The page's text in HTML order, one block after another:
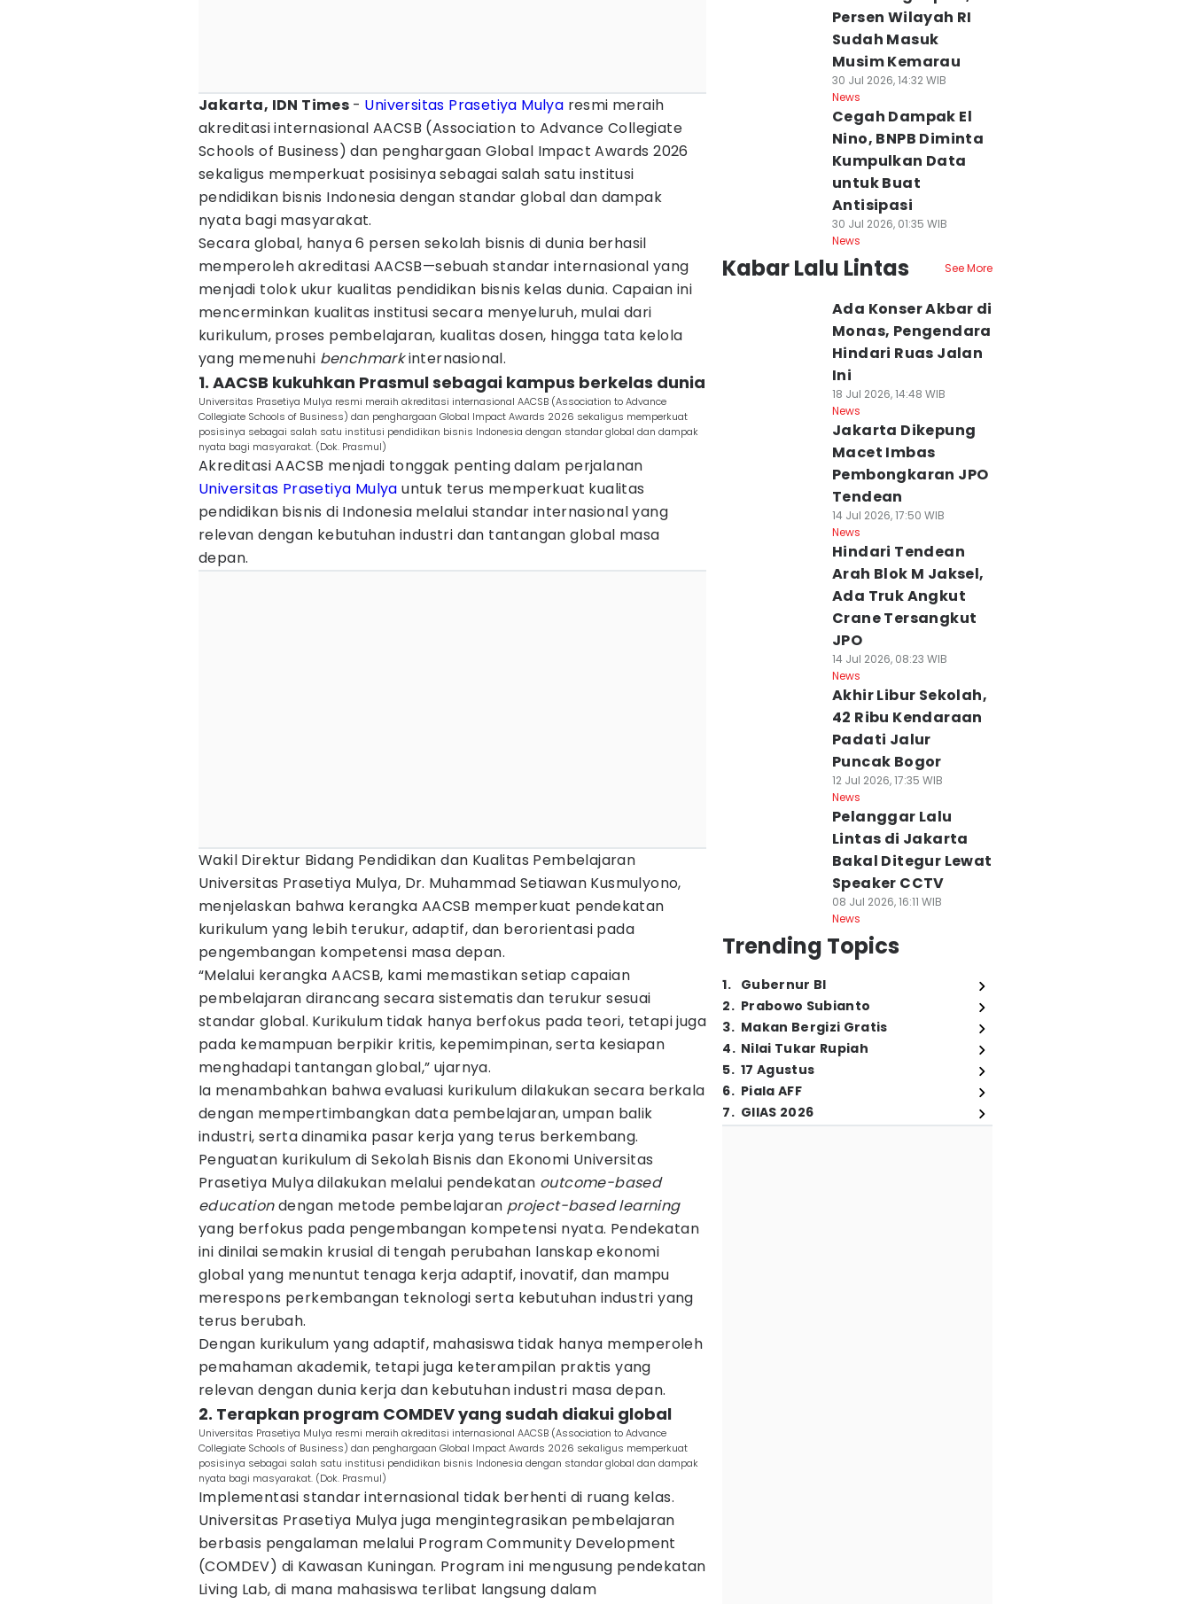
Jakarta, IDN Times - Universitas Prasetiya Mulya resmi meraih
akreditasi internasional AACSB (Association to Advance Collegiate
Schools of Business) dan penghargaan Global Impact Awards 2026
sekaligus memperkuat posisinya sebagai salah satu institusi
pendidikan bisnis Indonesia dengan standar global dan dampak
nyata bagi masyarakat.
Secara global, hanya 6 persen sekolah bisnis di dunia berhasil
memperoleh akreditasi AACSB—sebuah standar internasional yang
menjadi tolok ukur kualitas pendidikan bisnis kelas dunia. Capaian ini
mencerminkan kualitas institusi secara menyeluruh, mulai dari
kurikulum, proses pembelajaran, kualitas dosen, hingga tata kelola
yang memenuhi benchmarkinternasional.
1. AACSB kukuhkan Prasmul sebagai kampus berkelas dunia
Universitas Prasetiya Mulya resmi meraih akreditasi internasional AACSB (Association to Advance
Collegiate Schools of Business) dan penghargaan Global Impact Awards 2026 sekaligus memperkuat
posisinya sebagai salah satu institusi pendidikan bisnis Indonesia dengan standar global dan dampak
nyata bagi masyarakat. (Dok. Prasmul)
Akreditasi AACSB menjadi tonggak penting dalam perjalanan
Universitas Prasetiya Mulya untuk terus memperkuat kualitas
pendidikan bisnis di Indonesia melalui standar internasional yang
relevan dengan kebutuhan industri dan tantangan global masa
depan.
Wakil Direktur Bidang Pendidikan dan Kualitas Pembelajaran
Universitas Prasetiya Mulya, Dr. Muhammad Setiawan Kusmulyono,
menjelaskan bahwa kerangka AACSB memperkuat pendekatan
kurikulum yang lebih terukur, adaptif, dan berorientasi pada
pengembangan kompetensi masa depan.
“Melalui kerangka AACSB, kami memastikan setiap capaian
pembelajaran dirancang secara sistematis dan terukur sesuai
standar global. Kurikulum tidak hanya berfokus pada teori, tetapi juga
pada kemampuan berpikir kritis, kepemimpinan, serta kesiapan
menghadapi tantangan global,” ujarnya.
Ia menambahkan bahwa evaluasi kurikulum dilakukan secara berkala
dengan mempertimbangkan data pembelajaran, umpan balik
industri, serta dinamika pasar kerja yang terus berkembang.
Penguatan kurikulum di Sekolah Bisnis dan Ekonomi Universitas
Prasetiya Mulya dilakukan melalui pendekatan outcome-based
educationdengan metode pembelajaran project-based learning
yang berfokus pada pengembangan kompetensi nyata. Pendekatan
ini dinilai semakin krusial di tengah perubahan lanskap ekonomi
global yang menuntut tenaga kerja adaptif, inovatif, dan mampu
merespons perkembangan teknologi serta kebutuhan industri yang
terus berubah.
Dengan kurikulum yang adaptif, mahasiswa tidak hanya memperoleh
pemahaman akademik, tetapi juga keterampilan praktis yang
relevan dengan dunia kerja dan kebutuhan industri masa depan.
2. Terapkan program COMDEV yang sudah diakui global
Universitas Prasetiya Mulya resmi meraih akreditasi internasional AACSB (Association to Advance
Collegiate Schools of Business) dan penghargaan Global Impact Awards 2026 sekaligus memperkuat
posisinya sebagai salah satu institusi pendidikan bisnis Indonesia dengan standar global dan dampak
nyata bagi masyarakat. (Dok. Prasmul)
Implementasi standar internasional tidak berhenti di ruang kelas.
Universitas Prasetiya Mulya juga mengintegrasikan pembelajaran
berbasis pengalaman melalui Program Community Development
(COMDEV) di Kawasan Kuningan. Program ini mengusung pendekatan
Living Lab, di mana mahasiswa terlibat langsung dalam
Persen Wilayah RI
Sudah Masuk
Musim Kemarau
30 Jul 2026, 14:32 WIB
News
Cegah Dampak El
Nino, BNPB Diminta
Kumpulkan Data
untuk Buat
Antisipasi
30 Jul 2026, 01:35 WIB
News
Kabar Lalu Lintas See More
Ada Konser Akbar di
Monas, Pengendara
Hindari Ruas Jalan
Ini
18 Jul 2026, 14:48 WIB
News
Jakarta Dikepung
Macet Imbas
Pembongkaran JPO
Tendean
14 Jul 2026, 17:50 WIB
News
Hindari Tendean
Arah Blok M Jaksel,
Ada Truk Angkut
Crane Tersangkut
JPO
14 Jul 2026, 08:23 WIB
News
Akhir Libur Sekolah,
42 Ribu Kendaraan
Padati Jalur
Puncak Bogor
12 Jul 2026, 17:35 WIB
News
Pelanggar Lalu
Lintas di Jakarta
Bakal Ditegur Lewat
Speaker CCTV
08 Jul 2026, 16:11 WIB
News
Trending Topics
1. Gubernur BI
2. Prabowo Subianto
3. Makan Bergizi Gratis
4. Nilai Tukar Rupiah
5. 17 Agustus
6. Piala AFF
7. GIIAS 2026